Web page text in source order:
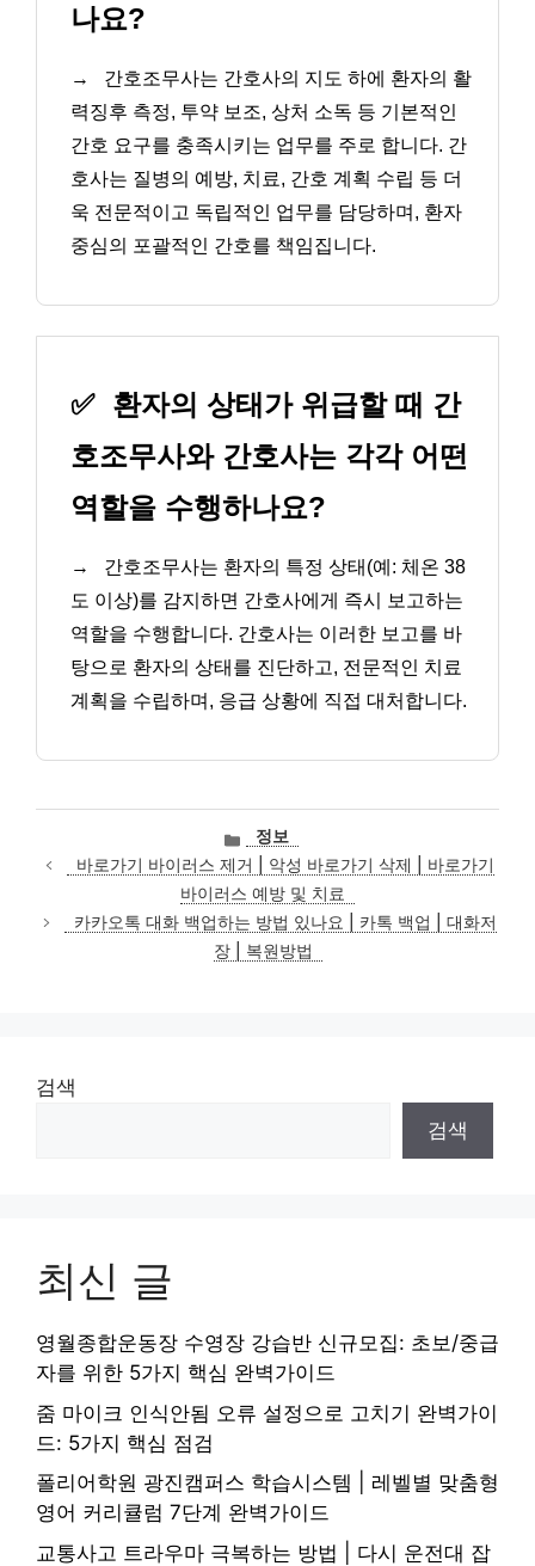
나요?
→
간호조무사는 간호사의 지도 하에 환자의 활
력징후 측정, 투약 보조, 상처 소독 등 기본적인
간호 요구를 충족시키는 업무를 주로 합니다. 간
호사는 질병의 예방, 치료, 간호 계획 수립 등 더
욱 전문적이고 독립적인 업무를 담당하며, 환자
중심의 포괄적인 간호를 책임집니다.
✅ 환자의 상태가 위급할 때 간
호조무사와 간호사는 각각 어떤
역할을 수행하나요?
→
간호조무사는 환자의 특정 상태(예: 체온 38
도 이상)를 감지하면 간호사에게 즉시 보고하는
역할을 수행합니다. 간호사는 이러한 보고를 바
탕으로 환자의 상태를 진단하고, 전문적인 치료
계획을 수립하며, 응급 상황에 직접 대처합니다.
카
테
고
리
정보
바로가기 바이러스 제거 | 악성 바로가기 삭제 | 바로가기
바이러스 예방 및 치료
카카오톡 대화 백업하는 방법 있나요 | 카톡 백업 | 대화저
장 | 복원방법
검색
검색
최신 글
영월종합운동장 수영장 강습반 신규모집: 초보/중급
자를 위한 5가지 핵심 완벽가이드
줌 마이크 인식안됨 오류 설정으로 고치기 완벽가이
드: 5가지 핵심 점검
폴리어학원 광진캠퍼스 학습시스템 | 레벨별 맞춤형
영어 커리큘럼 7단계 완벽가이드
교통사고 트라우마 극복하는 방법 | 다시 운전대 잡